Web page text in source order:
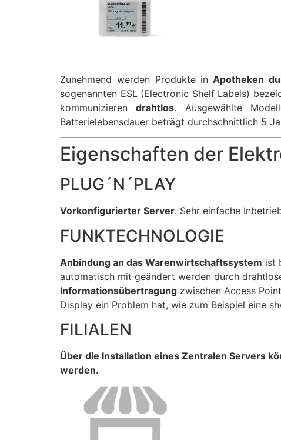
Zunehmend werden Produkte in Apotheken
sogenannten ESL (Electronic Shelf Labels)
kommunizierendrahtlos. Ausgewählte
Batterielebensdauer beträgt durchschnittlich 5
Eigenschaften der
PLUG´N´PLAY
Vorkonfigurierter Server. Sehr einfache
FUNKTECHNOLOGIE
Anbindung an das Warenwirtschaftssystem ist
automatisch mit geändert werden durch
Informationsübertragung zwischen Access
Display ein Problem hat, wie zum Beispiel eine
FILIALEN
Über die Installation eines Zentralen Servers
werden.